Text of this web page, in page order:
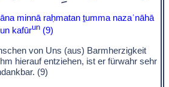
minnā raḥmatan ṯumma nazaʿnāhā
kafūrun (9)
von Uns (aus) Barmherzigkeit
hierauf entziehen, ist er fürwahr sehr
(9)